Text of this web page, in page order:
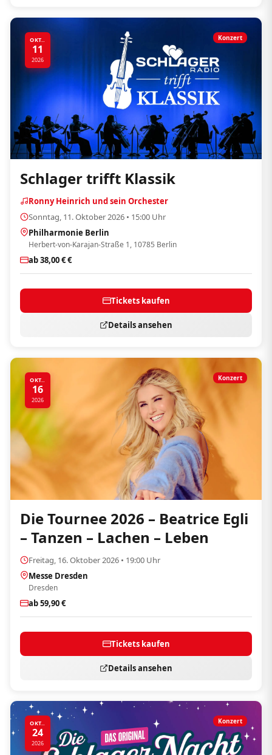
OKT..
11
2026
Konzert
Schlager trifft Klassik
Ronny Heinrich und sein Orchester
Sonntag, 11. Oktober 2026 • 15:00 Uhr
Philharmonie Berlin
Herbert-von-Karajan-Straße 1, 10785 Berlin
ab 38,00 € €
Tickets kaufen
Details ansehen
OKT..
16
2026
Konzert
Die Tournee 2026 – Beatrice Egli
– Tanzen – Lachen – Leben
Freitag, 16. Oktober 2026 • 19:00 Uhr
Messe Dresden
Dresden
ab 59,90 €
Tickets kaufen
Details ansehen
OKT..
24
2026
Konzert